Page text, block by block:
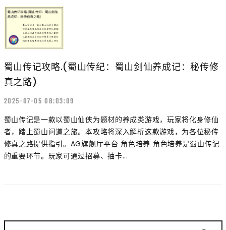
蜀山传记攻略.(蜀山传纪：蜀山剑仙养成记：秘传修
真之路)
2025-07-05 08:03:09
蜀山传记是一款以蜀山仙侠为题材的养成类游戏，玩家将化身修仙
者，踏上蜀山问道之旅。本攻略将深入解析这款游戏，为各位秘传
修真之路提供指引。AG旗舰厅平台 角色培养 角色培养是蜀山传记
的重要环节。玩家可通过招募、抽卡...